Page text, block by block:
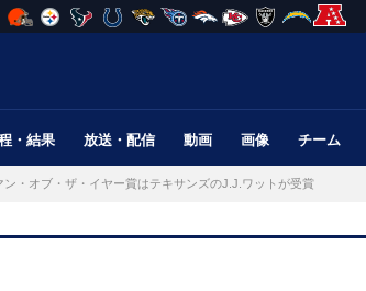
・結果 放送・配信 動画 画像 チーム
・オブ・ザ・イヤー賞はテキサンズのJ.J.ワットが受賞